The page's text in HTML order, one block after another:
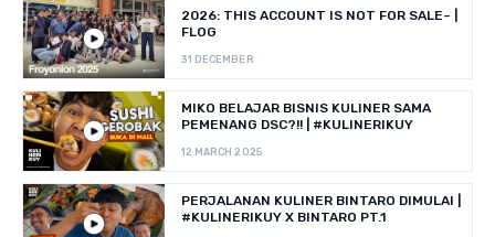
2026: THIS ACCOUNT IS NOT FOR SALE~ |
FLOG
31 DECEMBER
MIKO BELAJAR BISNIS KULINER SAMA
PEMENANG DSC?!! | #KULINERIKUY
12 MARCH 2025
PERJALANAN KULINER BINTARO DIMULAI |
#KULINERIKUY X BINTARO PT.1